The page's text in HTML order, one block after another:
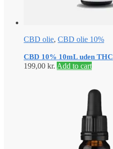
CBD olie, CBD olie 10%
CBD 10% 10mL uden THC
199,00 kr. Add to cart